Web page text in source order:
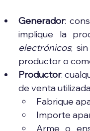
Generador:
implique la
electrónicos;
productor o
Productor:
de venta
Fabrique
Importe
Arme o